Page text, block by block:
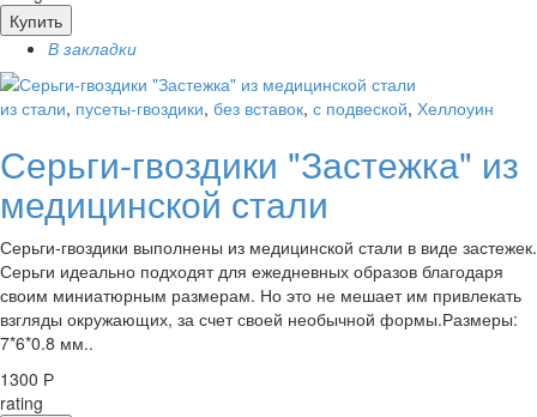
Купить
В закладки
из стали, пусеты-гвоздики, без вставок, с подвеской, Хеллоуин
Серьги-гвоздики "Застежка" из
медицинской стали
Серьги-гвоздики выполнены из медицинской стали в виде застежек.
Серьги идеально подходят для ежедневных образов благодаря
своим миниатюрным размерам. Но это не мешает им привлекать
взгляды окружающих, за счет своей необычной формы.Размеры:
7*6*0.8 мм..
1300 Р
rating